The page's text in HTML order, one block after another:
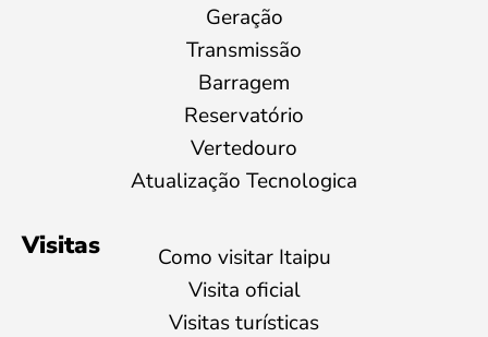
Geração
Transmissão
Barragem
Reservatório
Vertedouro
Atualização Tecnologica
Visitas
Como visitar Itaipu
Visita oficial
Visitas turísticas